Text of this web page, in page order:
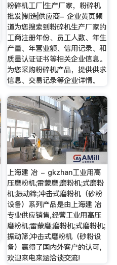
粉碎机工厂|生产厂家，粉碎机
批发|制造|供应商- 企业黄页频
道为您搜索到粉碎机生产厂家的
工商注册年份、员工人数、年生
产量、年营业额、信用记录、和
质量认证证书等相关企业信息。
为您采购粉碎机产品，提供供求
信息、交易记录等企业详情。
上海建 冶 - gkzhan工业用高
压磨粉机;雷蒙磨;磨粉机;式磨粉
机;振动筛;冲击式磨粉机（砂粉
设备）系列产品是由上海建 冶
专业供应销售,经营工业用高压
磨粉机;雷蒙磨;磨粉机;式磨粉机;
振动筛;冲击式磨粉机（砂粉设
备）赢得了国内外客户的认可,
欢迎来电来涵洽谈交流!